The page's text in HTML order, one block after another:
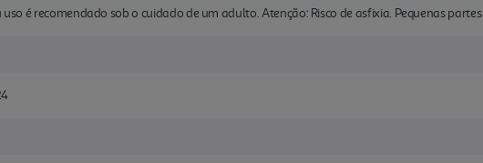
é recomendado sob o cuidado de um adulto. Atenção: Risco de asfixia. Pequenas partes